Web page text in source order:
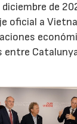
de
oficial a